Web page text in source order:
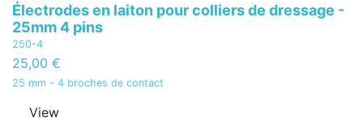
Électrodes en laiton pour colliers de dressage -
25mm 4 pins
250-4
25,00 €
25 mm - 4 broches de contact
View